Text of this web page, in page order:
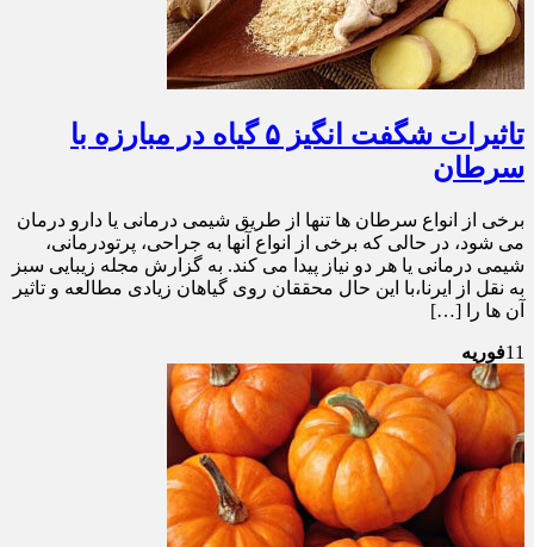
تاثیرات شگفت انگیز ۵ گیاه در مبارزه با
سرطان
برخی از انواع سرطان ها تنها از طریق شیمی درمانی یا دارو درمان
می شود، در حالی که برخی از انواع آنها به جراحی، پرتودرمانی،
شیمی درمانی یا هر دو نیاز پیدا می کند. به گزارش مجله زیبایی سبز
به نقل از ایرنا،با این حال محققان روی گیاهان زیادی مطالعه و تاثیر
آن ها را […]
11فوریه